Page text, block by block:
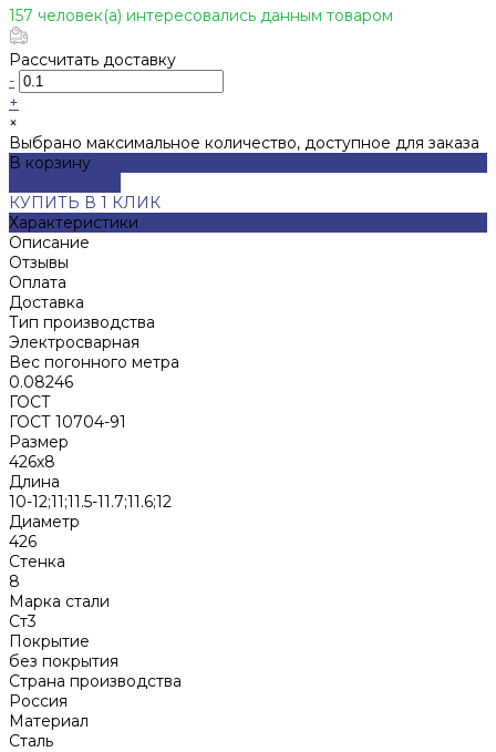
157 человек(а) интересовались данным товаром
Рассчитать доставку
-
+
×
Выбрано максимальное количество, доступное для заказа
В корзину
КУПИТЬ В 1 КЛИК
Характеристики
Описание
Отзывы
Оплата
Доставка
Тип производства
Электросварная
Вес погонного метра
0.08246
ГОСТ
ГОСТ 10704-91
Размер
426х8
Длина
10-12;11;11.5-11.7;11.6;12
Диаметр
426
Стенка
8
Марка стали
Ст3
Покрытие
без покрытия
Страна производства
Россия
Материал
Сталь